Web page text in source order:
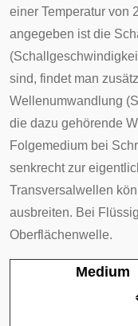
einer Temperatur von
angegeben ist die
sind, findet man
Wellenumwandlung
die dazu gehörende
Folgemedium bei
senkrecht zur
Transversalwellen
ausbreiten. Bei
Oberflächenwelle.
Medium